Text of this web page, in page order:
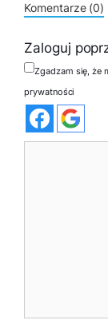
Komentarze (0)
Zaloguj
Zgadzam się, że
prywatności